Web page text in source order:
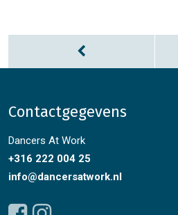
Contactgegevens
Dancers At Work
+316 222 004 25
info@dancersatwork.nl